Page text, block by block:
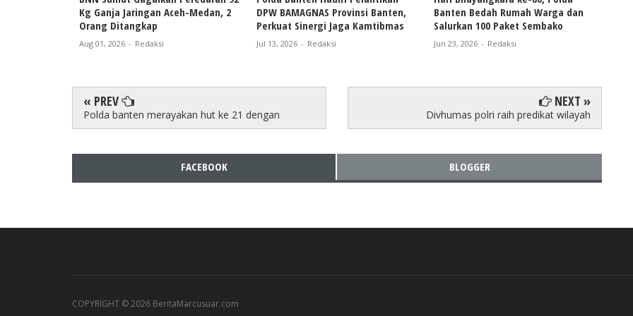
Kg Ganja Jaringan Aceh-Medan, 2
Orang Ditangkap
Aug 01, 2026 - Redaksi
DPW BAMAGNAS Provinsi Banten,
Perkuat Sinergi Jaga Kamtibmas
Jul 13, 2026 - Redaksi
Banten Bedah Rumah Warga dan
Salurkan 100 Paket Sembako
Jun 23, 2026 - Redaksi
« PREV
Polda banten merayakan hut ke 21 dengan
NEXT »
Divhumas polri raih predikat wilayah
FACEBOOK BLOGGER
COPYRIGHT ©2026 BeritaMarcusuar.com